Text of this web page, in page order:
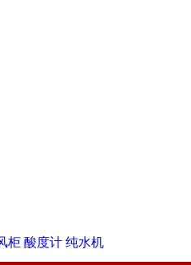
柜 酸度计 纯水机